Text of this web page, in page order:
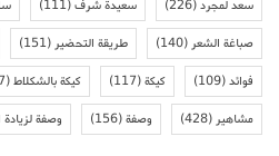
سعد لمجرد(226) سعيدة شرف(111)
صباغة الشعر(140) طريقة التحضير(151)
فوائد(109) كيكة(117) كيكة بالشكلاط(97)
مشاهير(428) وصفة(156) وصفة لزيادة